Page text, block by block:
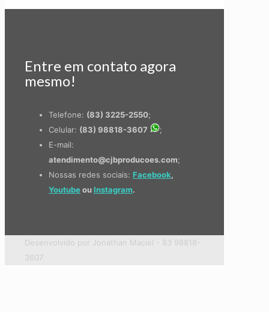
Entre em contato agora
mesmo!
Telefone: (83) 3225-2550;
Celular: (83) 98818-3607
;
E-mail:
atendimento@cjbproducoes.com;
Nossas redes sociais: Facebook,
Youtubeou Instagram.
Desenvolvido por Jonathan Maciel - 83 98818-
3607